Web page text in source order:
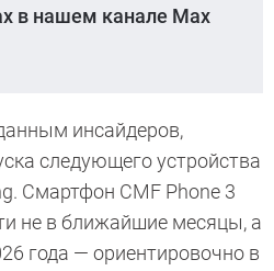
в нашем канале Max
инсайдеров,
следующего устройства
Смартфон CMF Phone 3
не в ближайшие месяцы, а
года — ориентировочно в